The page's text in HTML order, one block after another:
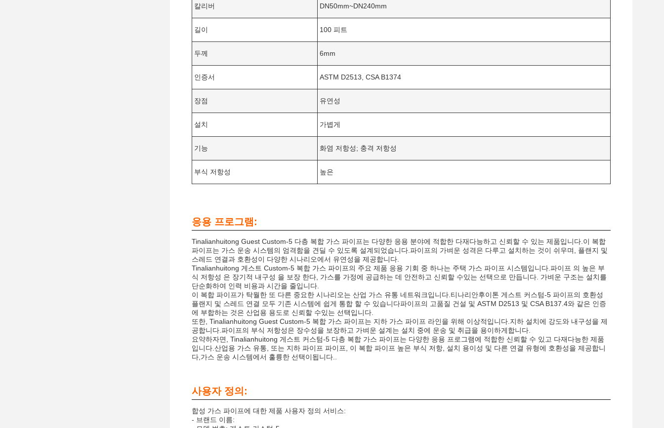
칼리버 DN50mm~DN240mm
길이 100 피트
두께 6mm
인증서 ASTM D2513, CSA B1374
장점 유연성
설치 가볍게
기능 화염 저항성; 충격 저항성
부식 저항성 높은
응용 프로그램:
Tinalianhuitong Guest Custom-5 다층 복합 가스 파이프는 다양한 응용 분야에 적합한 다재다능하고 신뢰할 수 있는 제품입니다.이 복합
파이프는 가스 운송 시스템의 엄격함을 견딜 수 있도록 설계되었습니다.파이프의 가벼운 성격은 다루고 설치하는 것이 쉬우며, 플랜지 및
스레드 연결과 호환성이 다양한 시나리오에서 유연성을 제공합니다.
Tinalianhuitong 게스트 Custom-5 복합 가스 파이프의 주요 제품 응용 기회 중 하나는 주택 가스 파이프 시스템입니다.파이프 의 높은 부
식 저항성 은 장기적 내구성 을 보장 한다, 가스를 가정에 공급하는 데 안전하고 신뢰할 수있는 선택으로 만듭니다. 가벼운 구조는 설치를
단순화하여 인력 비용과 시간을 줄입니다.
이 복합 파이프가 탁월한 또 다른 중요한 시나리오는 산업 가스 유통 네트워크입니다.티나리안후이톤 게스트 커스텀-5 파이프의 호환성
플랜지 및 스레드 연결 모두 기존 시스템에 쉽게 통합 할 수 있습니다파이프의 고품질 건설 및 ASTM D2513 및 CSA B137.4와 같은 인증
에 부합하는 것은 산업용 용도로 신뢰할 수있는 선택입니다.
또한, Tinalianhuitong Guest Custom-5 복합 가스 파이프는 지하 가스 파이프 라인을 위해 이상적입니다.지하 설치에 강도와 내구성을 제
공합니다.파이프의 부식 저항성은 장수성을 보장하고 가벼운 설계는 설치 중에 운송 및 취급을 용이하게합니다.
요약하자면, Tinalianhuitong 게스트 커스텀-5 다층 복합 가스 파이프는 다양한 응용 프로그램에 적합한 신뢰할 수 있고 다재다능한 제품
입니다.산업용 가스 유통, 또는 지하 파이프 파이프, 이 복합 파이프 높은 부식 저항, 설치 용이성 및 다른 연결 유형에 호환성을 제공합니
다,가스 운송 시스템에서 훌륭한 선택이됩니다..
사용자 정의:
합성 가스 파이프에 대한 제품 사용자 정의 서비스:
- 브랜드 이름: